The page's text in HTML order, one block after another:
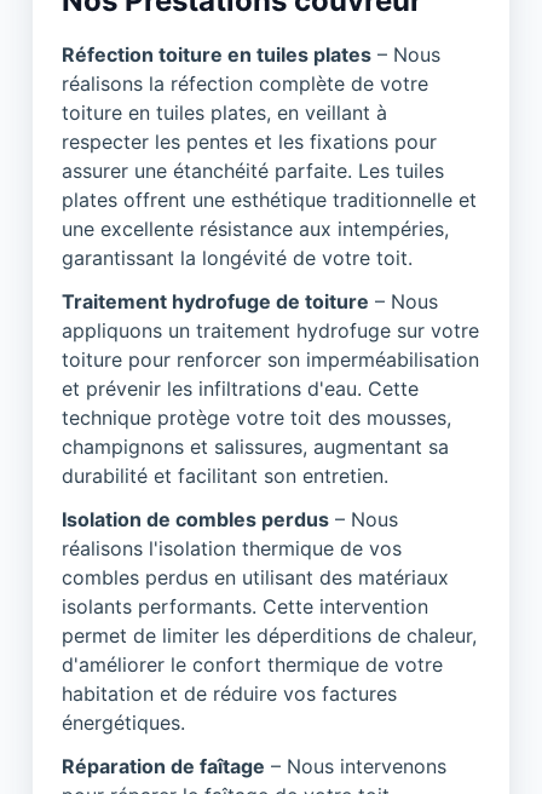
Réfection toiture en tuiles plates – Nous
réalisons la réfection complète de votre
toiture en tuiles plates, en veillant à
respecter les pentes et les fixations pour
assurer une étanchéité parfaite. Les tuiles
plates offrent une esthétique traditionnelle et
une excellente résistance aux intempéries,
garantissant la longévité de votre toit.
Traitement hydrofuge de toiture – Nous
appliquons un traitement hydrofuge sur votre
toiture pour renforcer son imperméabilisation
et prévenir les infiltrations d'eau. Cette
technique protège votre toit des mousses,
champignons et salissures, augmentant sa
durabilité et facilitant son entretien.
Isolation de combles perdus – Nous
réalisons l'isolation thermique de vos
combles perdus en utilisant des matériaux
isolants performants. Cette intervention
permet de limiter les déperditions de chaleur,
d'améliorer le confort thermique de votre
habitation et de réduire vos factures
énergétiques.
Réparation de faîtage – Nous intervenons